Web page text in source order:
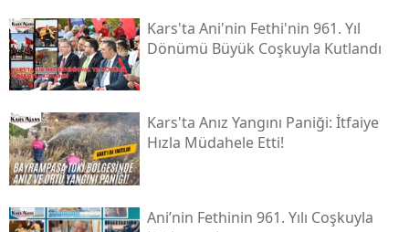
Samsun
Tokat
Kars'ta Ani'nin Fethi'nin 961. Yıl
Dönümü Büyük Coşkuyla Kutlandı
Kars'ta Anız Yangını Paniği: İtfaiye
Hızla Müdahele Etti!
Ani’nin Fethinin 961. Yılı Coşkuyla